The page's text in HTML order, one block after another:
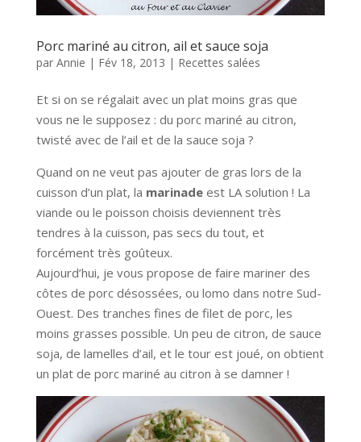
Porc mariné au citron, ail et sauce soja
par Annie | Fév 18, 2013 | Recettes salées
Et si on se régalait avec un plat moins gras que
vous ne le supposez : du porc mariné au citron,
twisté avec de l’ail et de la sauce soja ?
Quand on ne veut pas ajouter de gras lors de la
cuisson d’un plat, la marinadeest LA solution ! La
viande ou le poisson choisis deviennent très
tendres à la cuisson, pas secs du tout, et
forcément très goûteux.
Aujourd’hui, je vous propose de faire mariner des
côtes de porc désossées, ou lomo dans notre Sud-
Ouest. Des tranches fines de filet de porc, les
moins grasses possible. Un peu de citron, de sauce
soja, de lamelles d’ail, et le tour est joué, on obtient
un plat de porc mariné au citron à se damner !